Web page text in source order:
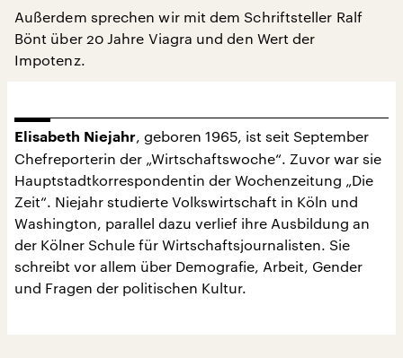
Außerdem sprechen wir mit dem Schriftsteller Ralf
Bönt über 20 Jahre Viagra und den Wert der
Impotenz.
Elisabeth Niejahr, geboren 1965, ist seit September
Chefreporterin der „Wirtschaftswoche“. Zuvor war sie
Hauptstadtkorrespondentin der Wochenzeitung „Die
Zeit“. Niejahr studierte Volkswirtschaft in Köln und
Washington, parallel dazu verlief ihre Ausbildung an
der Kölner Schule für Wirtschaftsjournalisten. Sie
schreibt vor allem über Demografie, Arbeit, Gender
und Fragen der politischen Kultur.